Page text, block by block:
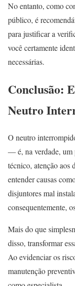
No entanto, como
público, é
para justificar a
você certamente
necessárias.
Conclusão:
Neutro
O neutro
— é, na verdade, um
técnico, atenção aos
entender causas
disjuntores mal
consequentemente,
Mais do que
disso, transformar
Ao evidenciar os
manutenção